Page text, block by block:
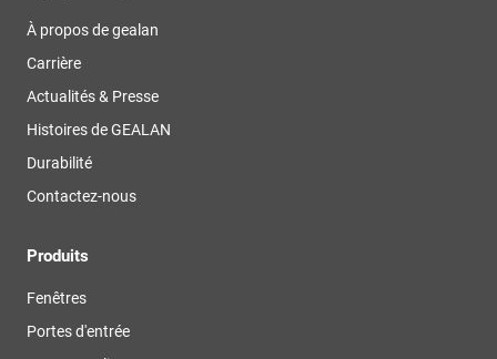
À propos de gealan
Carrière
Actualités & Presse
Histoires de GEALAN
Durabilité
Contactez-nous
Produits
Fenêtres
Portes d'entrée